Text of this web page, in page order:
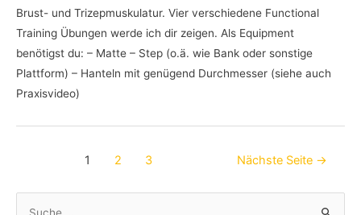
Brust- und Trizepmuskulatur. Vier verschiedene Functional
Training Übungen werde ich dir zeigen. Als Equipment
benötigst du: – Matte – Step (o.ä. wie Bank oder sonstige
Plattform) – Hanteln mit genügend Durchmesser (siehe auch
Praxisvideo)
Beitragsnavigation
1 2 3 Nächste Seite →